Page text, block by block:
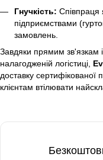
Гнучкість: Співпраця
підприємствами
замовлень.
Завдяки прямим зв'язкам
налагодженій логістиці,
доставку сертифікованої
клієнтам втілювати